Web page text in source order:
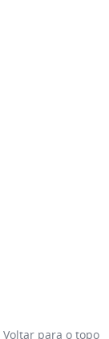
Voltar para o topo